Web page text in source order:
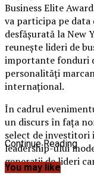
Business Elite
va participa pe data
desfășurată la New
reunește lideri de
importante fonduri
personalități
internațional.
În cadrul
un discurs în fața
select de
leadership-ului
generații de lideri
Continue Reading
You may like